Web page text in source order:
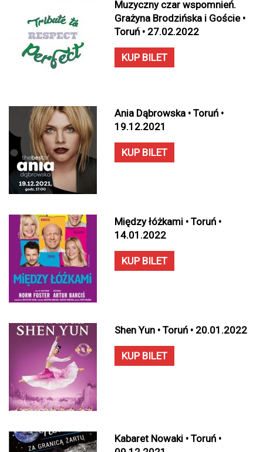
Muzyczny czar wspomnień.
Grażyna Brodzińska i Goście •
Toruń • 27.02.2022
KUP BILET
Ania Dąbrowska • Toruń •
19.12.2021
KUP BILET
Między łóżkami • Toruń •
14.01.2022
KUP BILET
Shen Yun • Toruń • 20.01.2022
KUP BILET
Kabaret Nowaki • Toruń •